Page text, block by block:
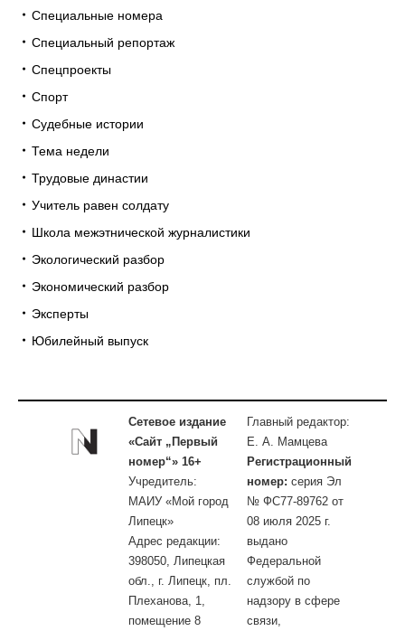
Специальные номера
Специальный репортаж
Спецпроекты
Спорт
Судебные истории
Тема недели
Трудовые династии
Учитель равен солдату
Школа межэтнической журналистики
Экологический разбор
Экономический разбор
Эксперты
Юбилейный выпуск
Сетевое издание
«Сайт „Первый
номер“» 16+
Учредитель:
МАИУ «Мой город
Липецк»
Адрес редакции:
398050, Липецкая
обл., г. Липецк, пл.
Плеханова, 1,
помещение 8
Главный редактор:
Е. А. Мамцева
Регистрационный
номер: серия Эл
№ ФС77-89762 от
08 июля 2025 г.
выдано
Федеральной
службой по
надзору в сфере
связи,